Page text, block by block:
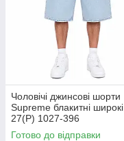
Чоловічі джинсові шорти
Supreme блакитні широкі
27(Р) 1027-396
Готово до відправки